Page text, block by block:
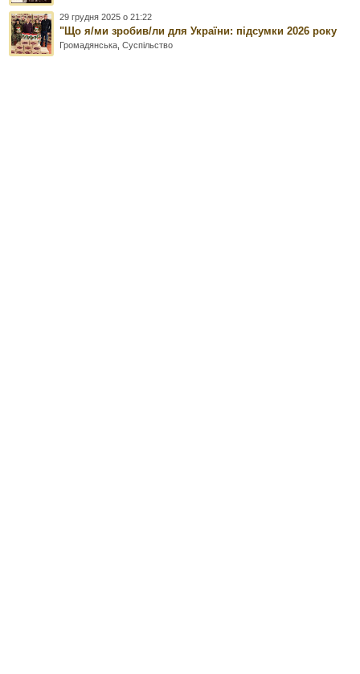
29 грудня 2025 о 21:22
"Що я/ми зробив/ли для України: підсумки 2026 року
Громадянська ,Суспільство